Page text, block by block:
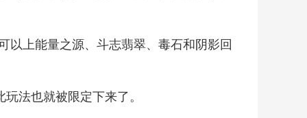
以上能量之源、斗志翡翠、毒石和阴影回
法也就被限定下来了。